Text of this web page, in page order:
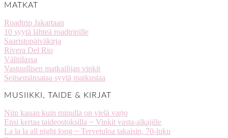
MATKAT
Roadtrip Jakartaan
10 syytä lähteä roadtripille
Saaristopäiväkirja
Rivera Del Rio
Välitilassa
Vastuullisen matkailijan vinkit
Seitsemänsataa syytä matkustaa
MUSIIKKI, TAIDE & KIRJAT
Niin kauan kuin minulla on vielä varjo
Ensi kertaa taideostoksilla ~ Vinkit vasta-alkajille
La la la all night long ~ Tervetuloa takaisin, 70-luku